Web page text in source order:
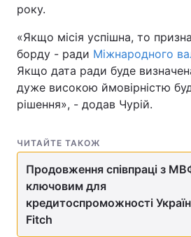
Тема оформлення
року.
«Якщо місія успішна, то
борду - ради Міжнародного
Якщо дата ради буде
дуже високою ймовірністю
рішення», - додав Чурій.
ЧИТАЙТЕ ТАКОЖ
Продовження співпраці з
ключовим для
кредитоспроможності
Fitch